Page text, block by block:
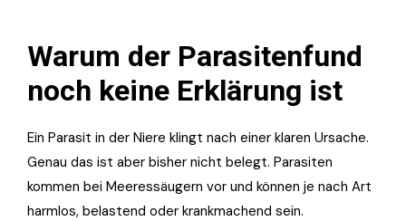
Warum der Parasitenfund
noch keine Erklärung ist
Ein Parasit in der Niere klingt nach einer klaren Ursache.
Genau das ist aber bisher nicht belegt. Parasiten
kommen bei Meeressäugern vor und können je nach Art
harmlos, belastend oder krankmachend sein.